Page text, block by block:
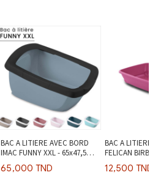
BAC A LITIERE AVEC BORD
IMAC FUNNY XXL - 65x47,5x
H33cm
65,000 TND
BAC A LITIERE
FELICAN BIRBA
12,500 TND